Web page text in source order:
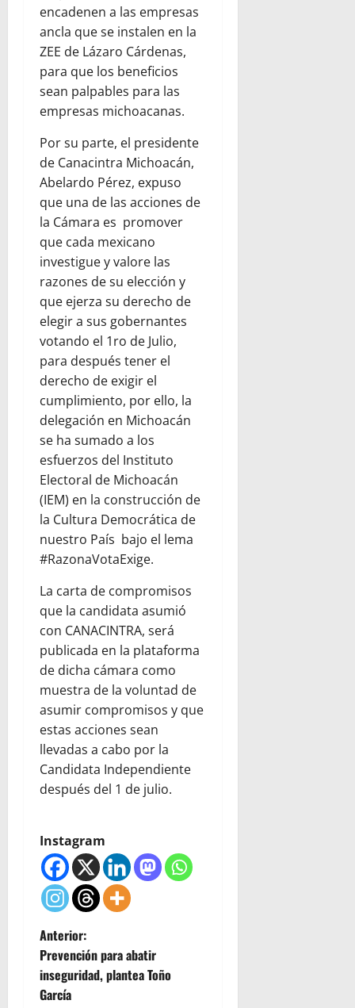
encadenen a las empresas
ancla que se instalen en la
ZEE de Lázaro Cárdenas,
para que los beneficios
sean palpables para las
empresas michoacanas.
Por su parte, el presidente
de Canacintra Michoacán,
Abelardo Pérez, expuso
que una de las acciones de
la Cámara es promover
que cada mexicano
investigue y valore las
razones de su elección y
que ejerza su derecho de
elegir a sus gobernantes
votando el 1ro de Julio,
para después tener el
derecho de exigir el
cumplimiento, por ello, la
delegación en Michoacán
se ha sumado a los
esfuerzos del Instituto
Electoral de Michoacán
(IEM) en la construcción de
la Cultura Democrática de
nuestro País bajo el lema
#RazonaVotaExige.
La carta de compromisos
que la candidata asumió
con CANACINTRA, será
publicada en la plataforma
de dicha cámara como
muestra de la voluntad de
asumir compromisos y que
estas acciones sean
llevadas a cabo por la
Candidata Independiente
después del 1 de julio.
Instagram
N
a
Anterior:
Prevención para abatir
inseguridad, plantea Toño
García